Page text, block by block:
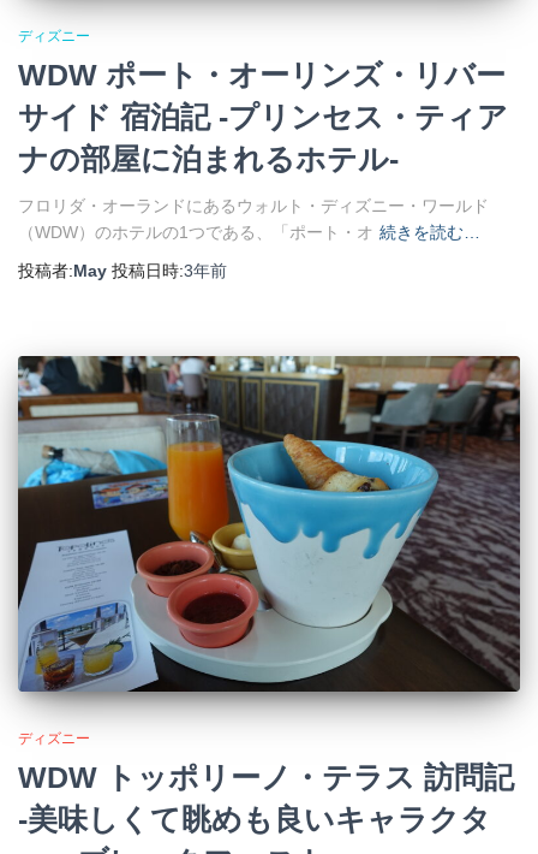
ディズニー
WDW ポート・オーリンズ・リバー
サイド 宿泊記 -プリンセス・ティア
ナの部屋に泊まれるホテル-
フロリダ・オーランドにあるウォルト・ディズニー・ワールド
（WDW）のホテルの1つである、「ポート・オ 続きを読む…
投稿者:May 投稿日時:3年前
ディズニー
WDW トッポリーノ・テラス 訪問記
-美味しくて眺めも良いキャラクタ